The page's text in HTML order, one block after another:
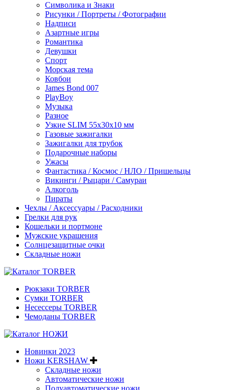
Символика и Знаки
Рисунки / Портреты / Фотографии
Надписи
Азартные игры
Романтика
Девушки
Спорт
Морская тема
Ковбои
James Bond 007
PlayBoy
Музыка
Разное
Узкие SLIM 55x30x10 мм
Газовые зажигалки
Зажигалки для трубок
Подарочные наборы
Ужасы
Фантастика / Космос / НЛО / Пришельцы
Викинги / Рыцари / Самураи
Алкоголь
Пираты
Чехлы / Аксессуары / Расходники
Грелки для рук
Кошельки и портмоне
Мужские украшения
Солнцезащитные очки
Складные ножи
Рюкзаки TORBER
Сумки TORBER
Несессеры TORBER
Чемоданы TORBER
Новинки 2023
Ножи KERSHAW
Складные ножи
Автоматические ножи
Полуавтоматические ножи